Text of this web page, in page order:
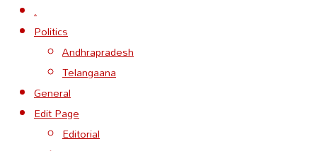
.
Politics
Andhrapradesh
Telangaana
General
Edit Page
Editorial